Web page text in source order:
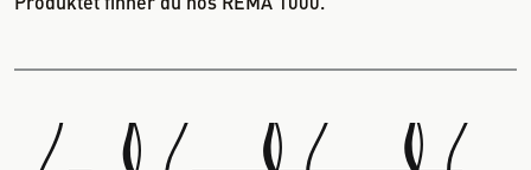
Produktet finner du hos REMA 1000.